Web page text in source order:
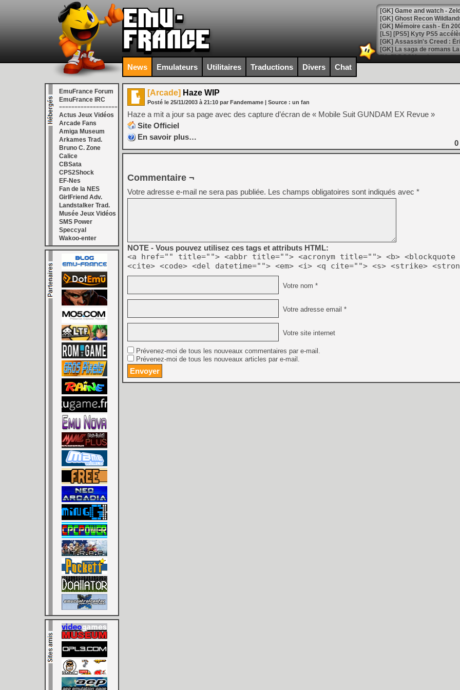
[Mo5] DOOM arrive en
[GK] Bethesda fête les 30
[GK] Roblox : l'action en
[GK] Agenda - GeForce
[GK] Devolver Digital en a
[LS] [PS5] ps5-y2jb-
[GK] Pourquoi Marvel
[GK] Test : Restory : Chill
[GK] GTA 6 : Rockstar
[GK] Hot Wheels Infinite
[GK] Mémoire cash -
[GK] Résultats Nintendo :
[GK] Déjà des
[Mo5] Brickboy cherche à
[GK] Minecraft et ses «
[GK] Beast of
[GK] Ubisoft : fin de partie
[GK] Mémoire cash -
[GK] Dan Houser (GTA)
[GK] Comment EA Sports
[GK] Crimson Moon : un
[GK] Isle of Reveries : le
[GK] Moonlighter 2 : The
[GK] Capcom relance
[Mo5] Deux inédits du
[GK] Le beat'em up The
[GK] Endless Legend 2 :
[LS] [PS5] Premiers
News Emulateurs Utilitaires Traductions Divers Chat
EmuFrance Forum
EmuFrance IRC
===================
Actus Jeux Vidéos
Arcade Fans
Amiga Museum
Arkames Trad.
Bruno C. Zone
Calice
CBSata
CPS2Shock
EF-Nes
Fan de la NES
GirlFriend Adv.
Landstalker Trad.
Musée Jeux Vidéos
SMS Power
Speccyal
Wakoo-enter
[Arcade] Haze WIP
Posté le 25/11/2003 à 21:10 par Fandemame | Source : un fan
Haze a mit a jour sa page avec des capture d’écran de « Mobile Suit GUNDAM EX Revue »
Site Officiel
En savoir plus…
0
Commentaire ¬
Votre adresse e-mail ne sera pas publiée. Les champs obligatoires sont indiqués avec *
NOTE - Vous pouvez utilisez ces tags et attributs HTML:
<a href="" title=""> <abbr title=""> <acronym title=""> <b> <blockquote
<cite> <code> <del datetime=""> <em> <i> <q cite=""> <s> <strike>
Votre nom *
Votre adresse email *
Votre site internet
Prévenez-moi de tous les nouveaux commentaires par e-mail.
Prévenez-moi de tous les nouveaux articles par e-mail.